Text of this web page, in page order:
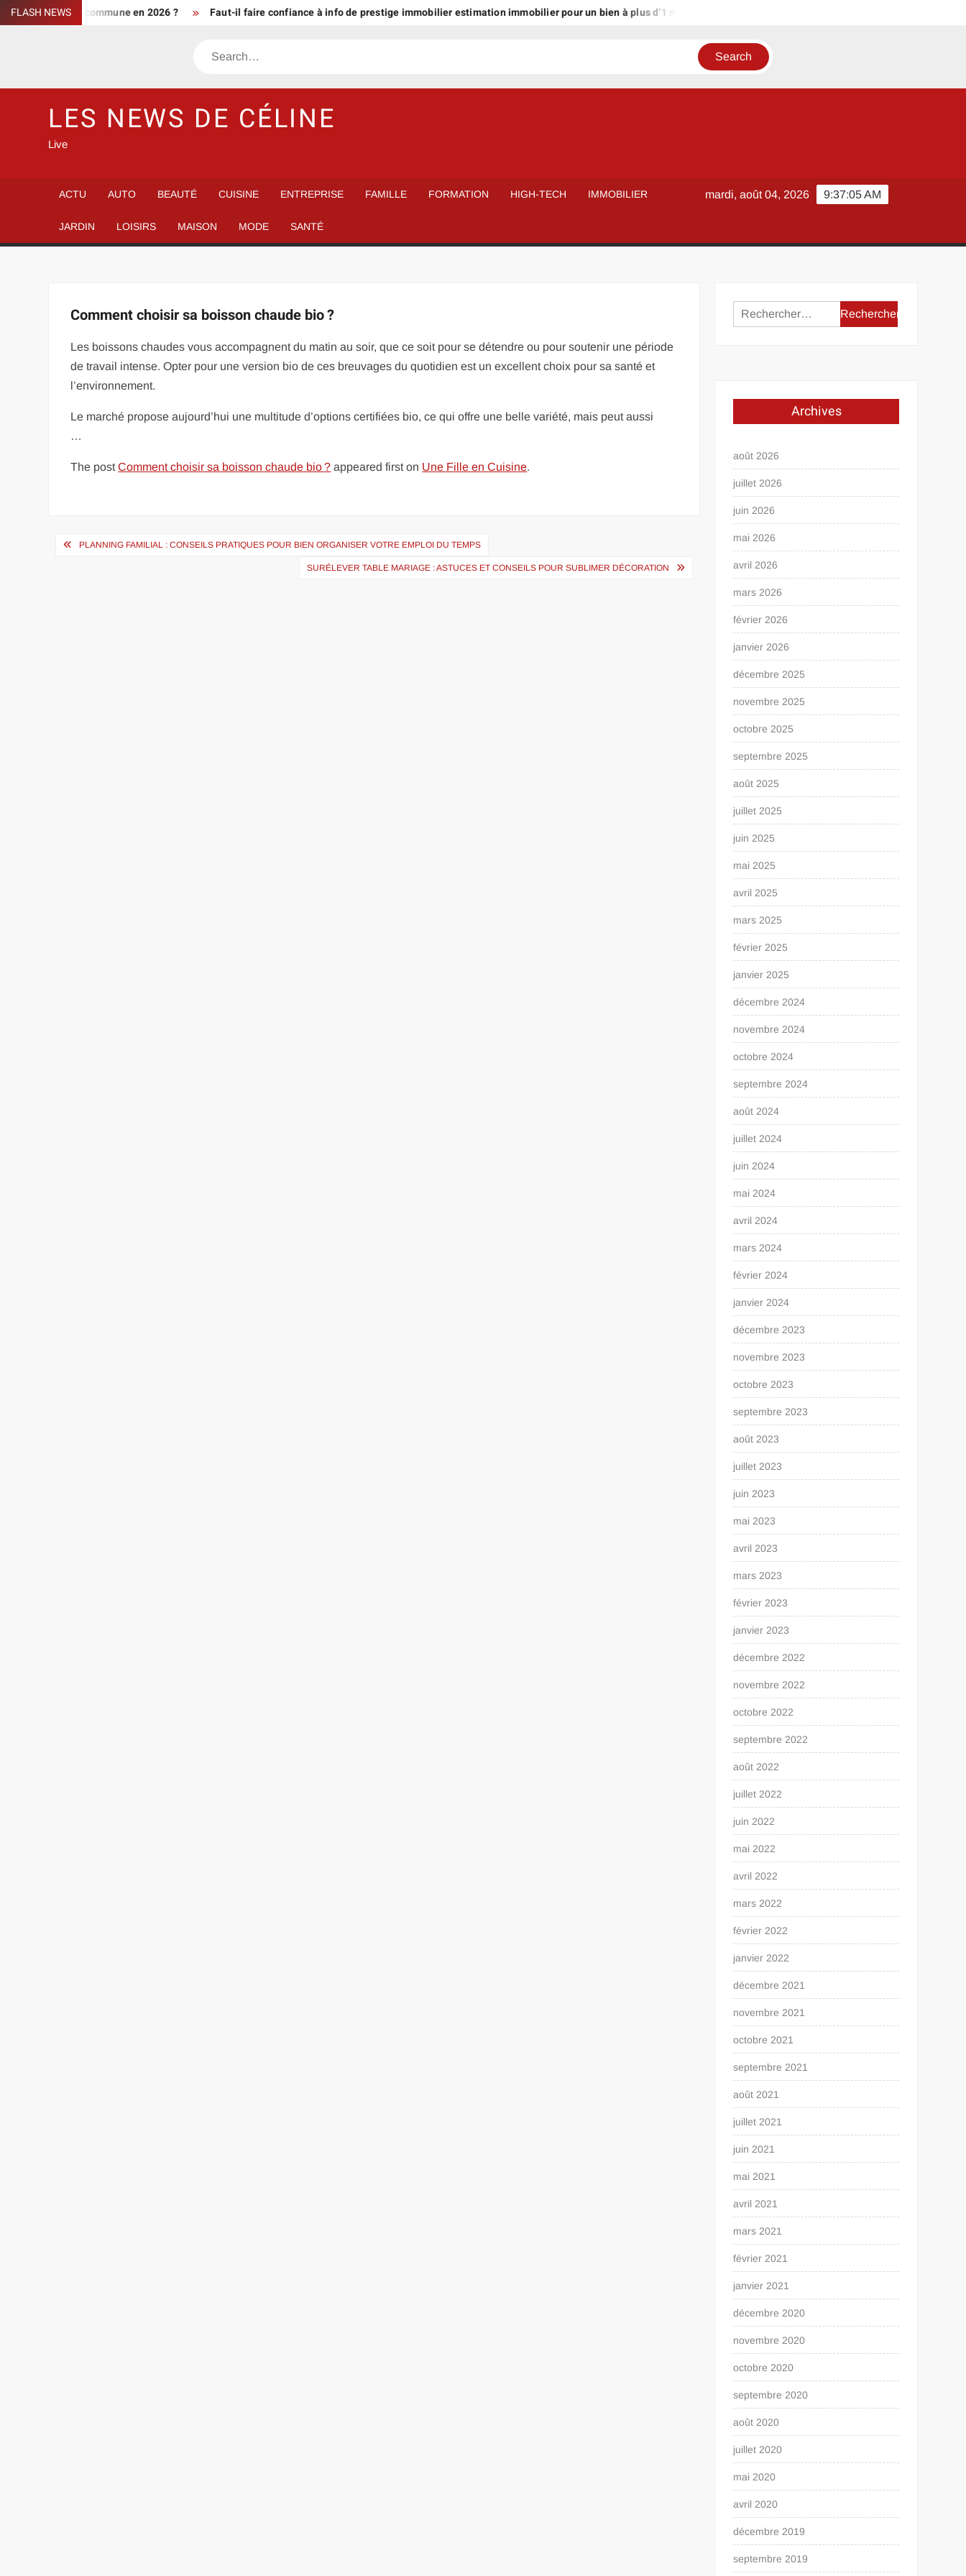
Skip
to
FLASH NEWS
d’une commune en 2026 ? Faut-il faire confiance à info de prestige immobilier estimation immobilier pour un bien à plus d’1 million d’euros ?
Search
LES NEWS DE CÉLINE
Live
ACTU AUTO BEAUTÉ CUISINE ENTREPRISE FAMILLE FORMATION HIGH-TECH IMMOBILIER
JARDIN LOISIRS MAISON MODE SANTÉ
9:37:06 AM
mardi, août 04, 2026
Comment choisir sa boisson chaude bio ?
Les boissons chaudes vous accompagnent du matin au soir, que ce soit pour se détendre ou pour soutenir une période
de travail intense. Opter pour une version bio de ces breuvages du quotidien est un excellent choix pour sa santé et
l’environnement.
Le marché propose aujourd’hui une multitude d’options certifiées bio, ce qui offre une belle variété, mais peut aussi
…
The postComment choisir sa boisson chaude bio ? appeared first on Une Fille en Cuisine.
Navigation
PLANNING FAMILIAL : CONSEILS PRATIQUES POUR BIEN ORGANISER VOTRE EMPLOI DU TEMPS
SURÉLEVER TABLE MARIAGE : ASTUCES ET CONSEILS POUR SUBLIMER DÉCORATION
Rechercher :
Archives
août 2026
juillet 2026
juin 2026
mai 2026
avril 2026
mars 2026
février 2026
janvier 2026
décembre 2025
novembre 2025
octobre 2025
septembre 2025
août 2025
juillet 2025
juin 2025
mai 2025
avril 2025
mars 2025
février 2025
janvier 2025
décembre 2024
novembre 2024
octobre 2024
septembre 2024
août 2024
juillet 2024
juin 2024
mai 2024
avril 2024
mars 2024
février 2024
janvier 2024
décembre 2023
novembre 2023
octobre 2023
septembre 2023
août 2023
juillet 2023
juin 2023
mai 2023
avril 2023
mars 2023
février 2023
janvier 2023
décembre 2022
novembre 2022
octobre 2022
septembre 2022
août 2022
juillet 2022
juin 2022
mai 2022
avril 2022
mars 2022
février 2022
janvier 2022
décembre 2021
novembre 2021
octobre 2021
septembre 2021
août 2021
juillet 2021
juin 2021
mai 2021
avril 2021
mars 2021
février 2021
janvier 2021
décembre 2020
novembre 2020
octobre 2020
septembre 2020
août 2020
juillet 2020
mai 2020
avril 2020
décembre 2019
septembre 2019